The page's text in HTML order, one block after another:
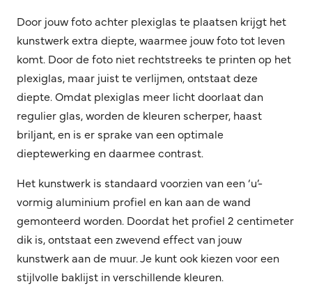
Door jouw foto achter plexiglas te plaatsen krijgt het
kunstwerk extra diepte, waarmee jouw foto tot leven
komt. Door de foto niet rechtstreeks te printen op het
plexiglas, maar juist te verlijmen, ontstaat deze
diepte. Omdat plexiglas meer licht doorlaat dan
regulier glas, worden de kleuren scherper, haast
briljant, en is er sprake van een optimale
dieptewerking en daarmee contrast.
Het kunstwerk is standaard voorzien van een ‘u’-
vormig aluminium profiel en kan aan de wand
gemonteerd worden. Doordat het profiel 2 centimeter
dik is, ontstaat een zwevend effect van jouw
kunstwerk aan de muur. Je kunt ook kiezen voor een
stijlvolle baklijst in verschillende kleuren.